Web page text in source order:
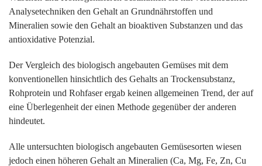
Analysetechniken den Gehalt an Grundnährstoffen und
Mineralien sowie den Gehalt an bioaktiven Substanzen und das
antioxidative Potenzial.
Der Vergleich des biologisch angebauten Gemüses mit dem
konventionellen hinsichtlich des Gehalts an Trockensubstanz,
Rohprotein und Rohfaser ergab keinen allgemeinen Trend, der auf
eine Überlegenheit der einen Methode gegenüber der anderen
hindeutet.
Alle untersuchten biologisch angebauten Gemüsesorten wiesen
jedoch einen höheren Gehalt an Mineralien (Ca, Mg, Fe, Zn, Cu